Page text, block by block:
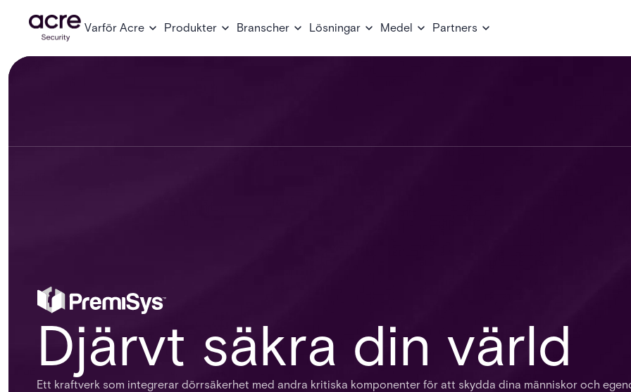
Varför Acre Produkter Branscher Lösningar Medel Partners
Djärvt säkra din värld
Ett kraftverk som integrerar dörrsäkerhet med andra kritiska komponenter för att skydda dina människor och